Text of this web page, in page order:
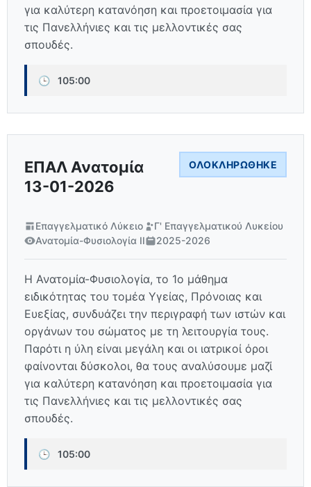
για καλύτερη κατανόηση και προετοιμασία για
τις Πανελλήνιες και τις μελλοντικές σας
σπουδές.
🕒 105:00
ΕΠΑΛ Ανατομία
13-01-2026
ΟΛΟΚΛΗΡΏΘΗΚΕ
Επαγγελματικό Λύκειο
Γ' Επαγγελματικού Λυκείου
Ανατομία-Φυσιολογία ΙΙ
2025-2026
Η Ανατομία-Φυσιολογία, το 1ο μάθημα
ειδικότητας του τομέα Υγείας, Πρόνοιας και
Ευεξίας, συνδυάζει την περιγραφή των ιστών και
οργάνων του σώματος με τη λειτουργία τους.
Παρότι η ύλη είναι μεγάλη και οι ιατρικοί όροι
φαίνονται δύσκολοι, θα τους αναλύσουμε μαζί
για καλύτερη κατανόηση και προετοιμασία για
τις Πανελλήνιες και τις μελλοντικές σας
σπουδές.
🕒 105:00